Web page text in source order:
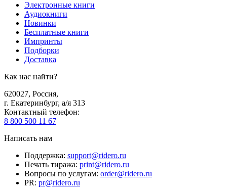
Электронные книги
Аудиокниги
Новинки
Бесплатные книги
Импринты
Подборки
Доставка
Как нас найти?
620027, Россия,
г. Екатеринбург, а/я 313
Контактный телефон:
8 800 500 11 67
Написать нам
Поддержка: support@ridero.ru
Печать тиража: print@ridero.ru
Вопросы по услугам: order@ridero.ru
PR: pr@ridero.ru